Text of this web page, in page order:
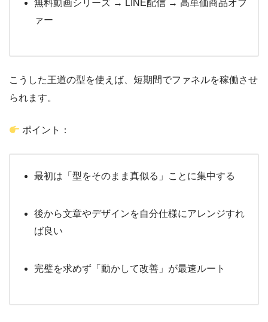
無料動画シリーズ → LINE配信 → 高単価商品オフ
ァー
こうした王道の型を使えば、短期間でファネルを稼働させ
られます。
ポイント：
最初は「型をそのまま真似る」ことに集中する
後から文章やデザインを自分仕様にアレンジすれ
ば良い
完璧を求めず「動かして改善」が最速ルート